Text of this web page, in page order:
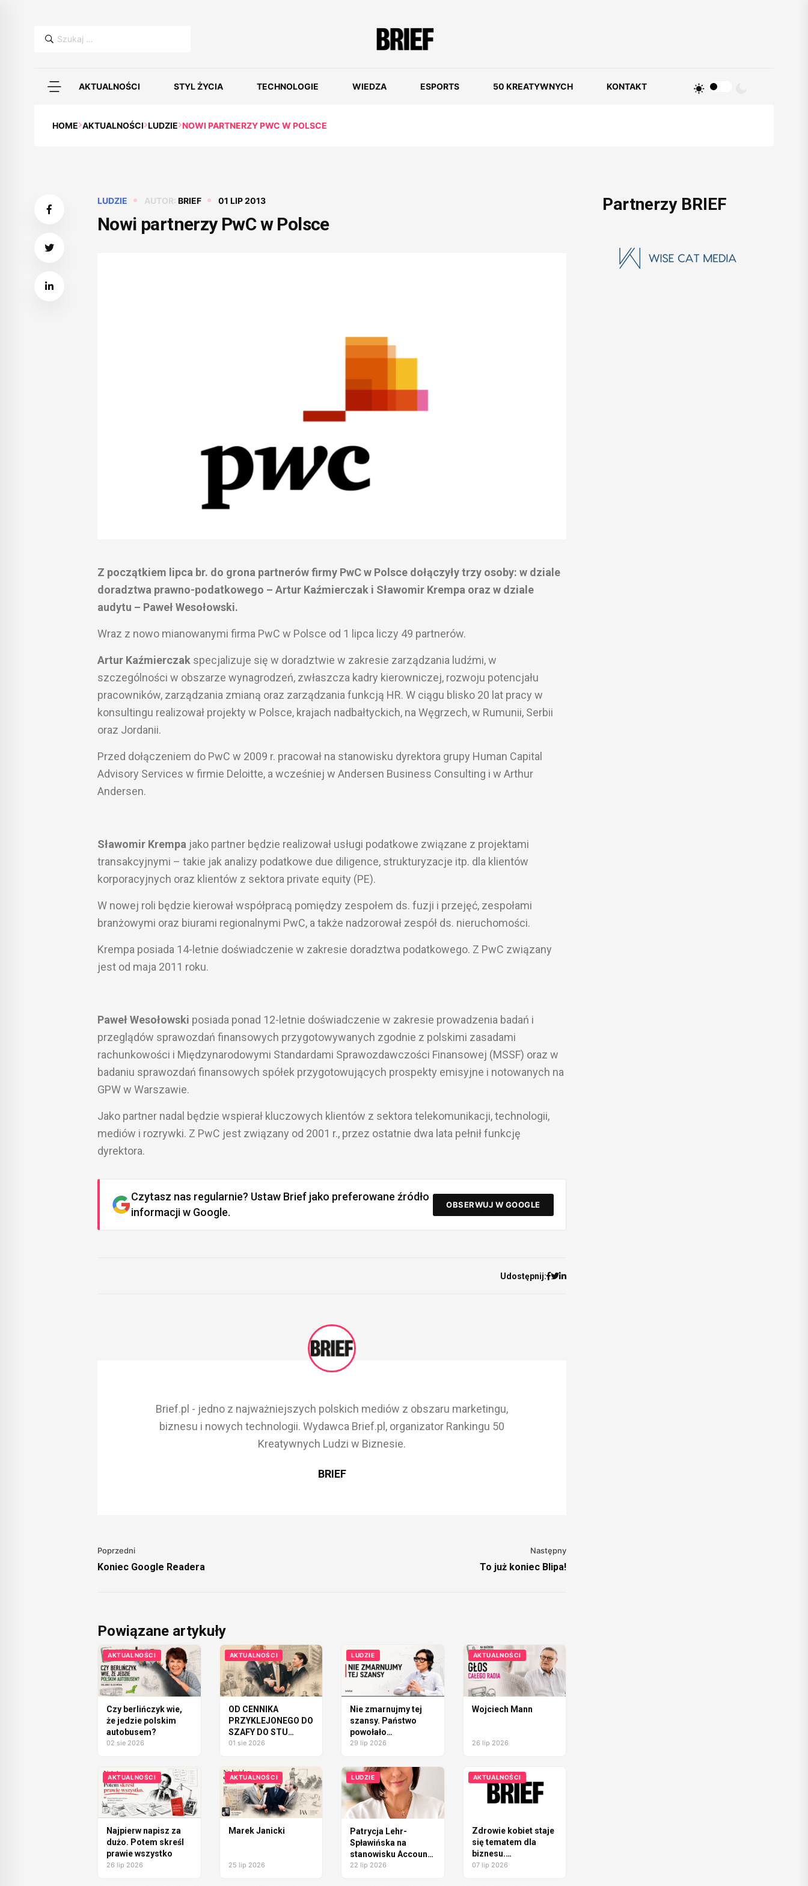
Szukaj:
AKTUALNOŚCI STYL ŻYCIA TECHNOLOGIE WIEDZA ESPORTS 50 KREATYWNYCH KONTAKT
HOME AKTUALNOŚCI LUDZIE NOWI PARTNERZY PWC W POLSCE
LUDZIE AUTOR: BRIEF 01 LIP 2013
Nowi partnerzy PwC w Polsce
Z początkiem lipca br. do grona partnerów firmy PwC w Polsce dołączyły trzy osoby: w dziale
doradztwa prawno-podatkowego – Artur Kaźmierczak i Sławomir Krempa oraz w dziale
audytu – Paweł Wesołowski.
Wraz z nowo mianowanymi firma PwC w Polsce od 1 lipca liczy 49 partnerów.
Artur Kaźmierczak specjalizuje się w doradztwie w zakresie zarządzania ludźmi, w
szczególności w obszarze wynagrodzeń, zwłaszcza kadry kierowniczej, rozwoju potencjału
pracowników, zarządzania zmianą oraz zarządzania funkcją HR. W ciągu blisko 20 lat pracy w
konsultingu realizował projekty w Polsce, krajach nadbałtyckich, na Węgrzech, w Rumunii, Serbii
oraz Jordanii.
Przed dołączeniem do PwC w 2009 r. pracował na stanowisku dyrektora grupy Human Capital
Advisory Services w firmie Deloitte, a wcześniej w Andersen Business Consulting i w Arthur
Andersen.
Sławomir Krempa jako partner będzie realizował usługi podatkowe związane z projektami
transakcyjnymi – takie jak analizy podatkowe due diligence, strukturyzacje itp. dla klientów
korporacyjnych oraz klientów z sektora private equity (PE).
W nowej roli będzie kierował współpracą pomiędzy zespołem ds. fuzji i przejęć, zespołami
branżowymi oraz biurami regionalnymi PwC, a także nadzorował zespół ds. nieruchomości.
Krempa posiada 14-letnie doświadczenie w zakresie doradztwa podatkowego. Z PwC związany
jest od maja 2011 roku.
Paweł Wesołowski posiada ponad 12-letnie doświadczenie w zakresie prowadzenia badań i
przeglądów sprawozdań finansowych przygotowywanych zgodnie z polskimi zasadami
rachunkowości i Międzynarodowymi Standardami Sprawozdawczości Finansowej (MSSF) oraz w
badaniu sprawozdań finansowych spółek przygotowujących prospekty emisyjne i notowanych na
GPW w Warszawie.
Jako partner nadal będzie wspierał kluczowych klientów z sektora telekomunikacji, technologii,
mediów i rozrywki. Z PwC jest związany od 2001 r., przez ostatnie dwa lata pełnił funkcję
dyrektora.
Czytasz nas regularnie? Ustaw Brief jako preferowane źródło
informacji w Google.
OBSERWUJ W GOOGLE
Udostępnij:
Brief.pl - jedno z najważniejszych polskich mediów z obszaru marketingu,
biznesu i nowych technologii. Wydawca Brief.pl, organizator Rankingu 50
Kreatywnych Ludzi w Biznesie.
BRIEF
Poprzedni
Koniec Google Readera
Następny
To już koniec Blipa!
Powiązane artykuły
AKTUALNOŚCI
Czy berlińczyk wie,
że jedzie polskim
autobusem?
02 sie 2026
AKTUALNOŚCI
OD CENNIKA
PRZYKLEJONEGO DO
SZAFY DO STU
MILIONÓW DOLARÓW
01 sie 2026
LUDZIE
Nie zmarnujmy tej
szansy. Państwo
powołało
pełnomocniczkę ds.
zbudowało marki
własnej decyzji
29 lip 2026
AKTUALNOŚCI
Wojciech Mann
26 lip 2026
AKTUALNOŚCI
Najpierw napisz za
dużo. Potem skreśl
prawie wszystko
26 lip 2026
AKTUALNOŚCI
Marek Janicki
25 lip 2026
LUDZIE
Patrycja Lehr-
Spławińska na
stanowisku Account
Directora w
22 lip 2026
AKTUALNOŚCI
Zdrowie kobiet staje
się tematem dla
biznesu.
Endometrioza
07 lip 2026
Partnerzy BRIEF